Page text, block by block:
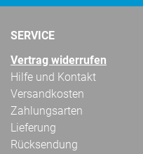
SERVICE
Vertrag widerrufen
Hilfe und Kontakt
Versandkosten
Zahlungsarten
Lieferung
Rücksendung